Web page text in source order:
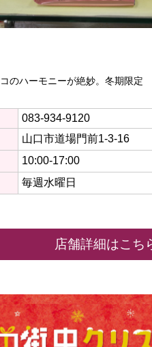
のハーモニーが絶妙。冬期限定
083-934-9120
山口市道場門前1-3-16
10:00-17:00
毎週水曜日
店舗詳細はこち